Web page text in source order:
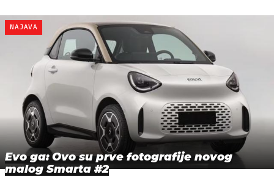
NAJAVA
Evo ga: Ovo su prve fotografije novog
malog Smarta #2